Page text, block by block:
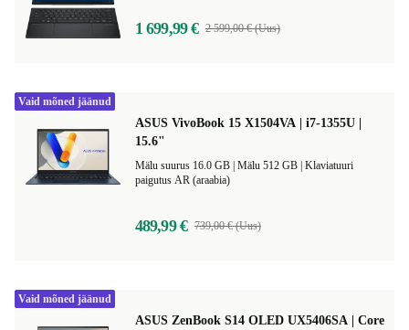
1 699,99 € 2 599,00 € (Uus)
ASUS VivoBook 15 X1504VA | i7-1355U |
15.6"
Klaviatuuri
paigutus AR (araabia)
489,99 € 739,00 € (Uus)
Vaid mõned jäänud
ASUS ZenBook S14 OLED UX5406SA | Core
Vaid mõned jäänud